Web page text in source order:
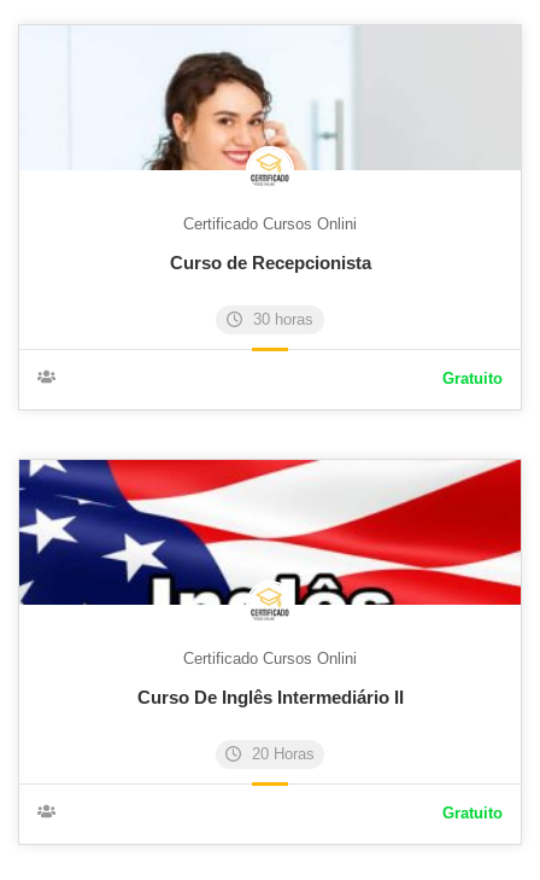
Certificado Cursos Onlini
Curso de Recepcionista
30 horas
Gratuito
Certificado Cursos Onlini
Curso De Inglês Intermediário II
20 Horas
Gratuito